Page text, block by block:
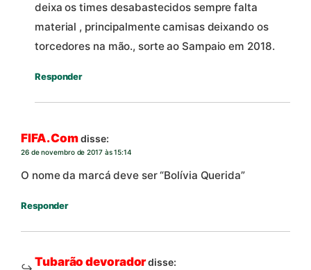
deixa os times desabastecidos sempre falta
material , principalmente camisas deixando os
torcedores na mão., sorte ao Sampaio em 2018.
Responder
FIFA. Comdisse:
26 de novembro de 2017 às 15:14
O nome da marcá deve ser “Bolívia Querida”
Responder
Tubarão devoradordisse: